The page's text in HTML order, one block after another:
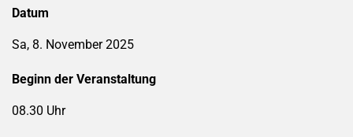
Datum
Sa, 8. November 2025
Beginn der Veranstaltung
08.30 Uhr